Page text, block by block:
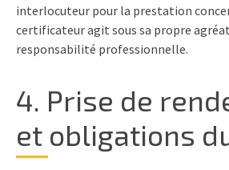
interlocuteur pour la prestation
certificateur agit sous sa propre
responsabilité professionnelle.
4. Prise de
et obligations